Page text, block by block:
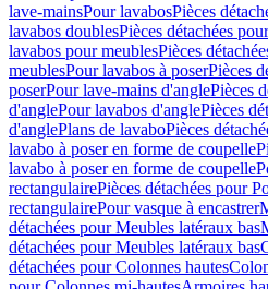
lave-mainsPour lavabosPièces
lavabos doublesPièces détachées
lavabos pour meublesPièces
meublesPour lavabos à poserPièces
poserPour lave-mains d'anglePièces
d'anglePour lavabos d'anglePièces
d'anglePlans de lavaboPièces
lavabo à poser en forme de coupelle
lavabo à poser en forme de coupelle
rectangulairePièces détachées pour
rectangulairePour vasque à encastrer
détachées pour Meubles latéraux bas
détachées pour Meubles latéraux bas
détachées pour Colonnes hautes